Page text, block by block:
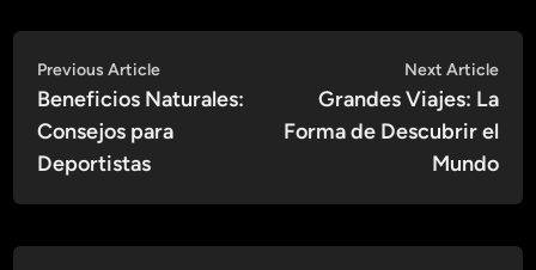
Navegación
de
entradas
Previous ArticlePrevious
article:
Beneficios Naturales:
Consejos para
Deportistas
Next Article
Grandes Viajes: La
Forma de Descubrir el
Mundo